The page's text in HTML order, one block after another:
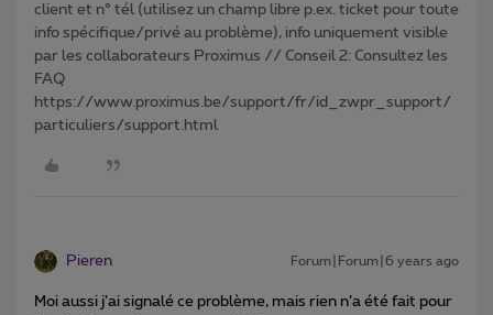
client et n° tél (utilisez un champ libre p.ex. ticket pour toute
info spécifique/privé au problème), info uniquement visible
par les collaborateurs Proximus // Conseil 2: Consultez les
FAQ
https://www.proximus.be/support/fr/id_zwpr_support/
particuliers/support.html
Pieren Forum|Forum|6 years ago
Moi aussi j’ai signalé ce problème, mais rien n’a été fait pour